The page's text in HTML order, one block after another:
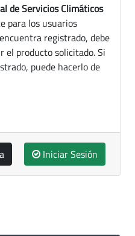
de Servicios Climáticos
para los usuarios
registrado, debe
el producto solicitado. Si
puede hacerlo de
Iniciar Sesión